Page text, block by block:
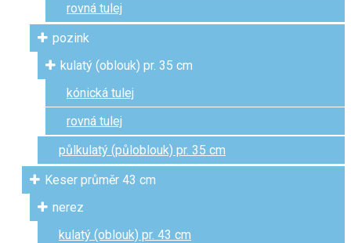
rovná tulej
pozink
kulatý (oblouk) pr. 35 cm
kónická tulej
rovná tulej
půlkulatý (půloblouk) pr. 35 cm
Keser průměr 43 cm
nerez
kulatý (oblouk) pr. 43 cm